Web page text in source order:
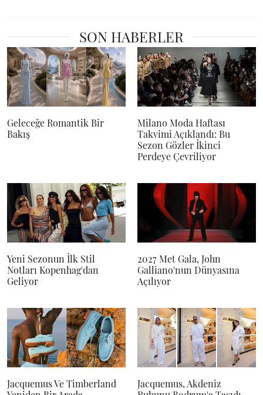
SON HABERLER
Geleceğe Romantik Bir
Bakış
Milano Moda Haftası
Takvimi Açıklandı: Bu
Sezon Gözler İkinci
Perdeye Çevriliyor
Yeni Sezonun İlk Stil
Notları Kopenhag'dan
Geliyor
2027 Met Gala, John
Galliano'nun Dünyasına
Açılıyor
Jacquemus Ve Timberland
Jacquemus, Akdeniz